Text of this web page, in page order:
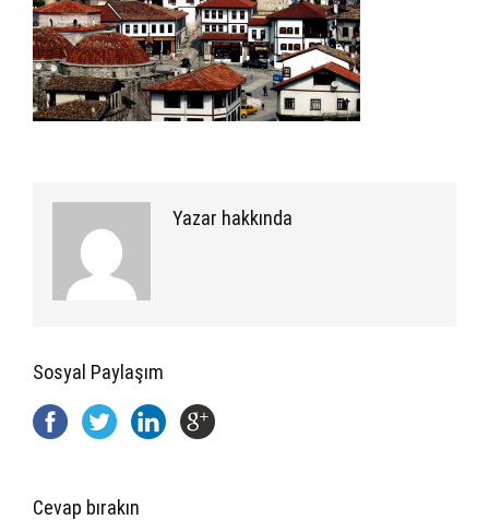
Yazar hakkında
Sosyal Paylaşım
Cevap bırakın